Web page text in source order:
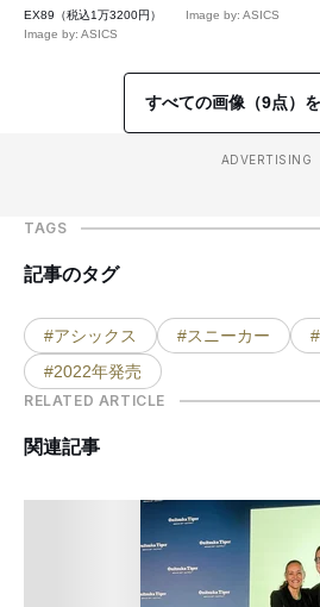
EX89（税込1万3200円）
Image by: ASICS
Image by: ASICS
すべての画像（9点）
ADVERTISING
TAGS
記事のタグ
#アシックス #スニーカー
#2022年発売
RELATED ARTICLE
関連記事